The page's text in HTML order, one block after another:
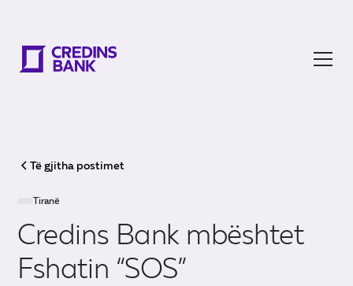
Të gjitha postimet
Tiranë
Credins Bank mbështet
Fshatin “SOS”